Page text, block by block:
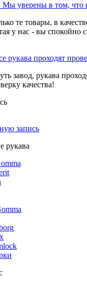
Мы уверены в том, что
те товары, в
у нас - вы спокойно
рукава проходят
завод, рукава
качества!
запись
рукава